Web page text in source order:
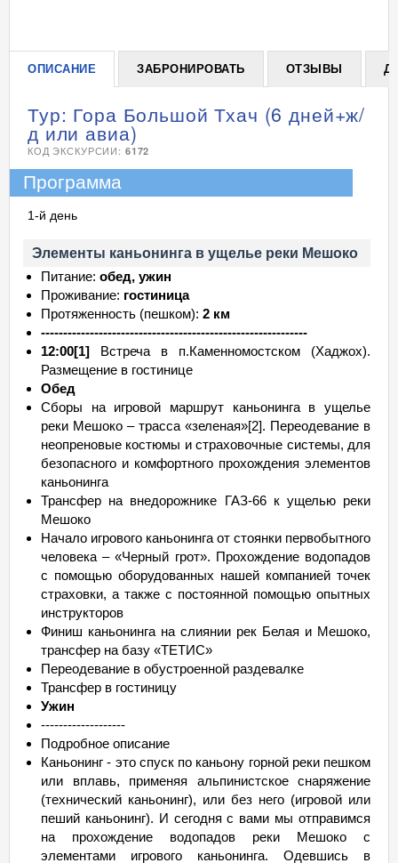
ОПИСАНИЕ ЗАБРОНИРОВАТЬ ОТЗЫВЫ
Тур: Гора Большой Тхач (6 дней+ж/
д или авиа)
КОД ЭКСКУРСИИ: 6172
Программа
1-й день
Элементы каньонинга в ущелье реки Мешоко
Питание: обед, ужин
Проживание: гостиница
Протяженность (пешком): 2 км
------------------------------------------------------------
12:00[1] Встреча в п.Каменномостском (Хаджох).
Размещение в гостинице
Обед
Сборы на игровой маршрут каньонинга в ущелье
реки Мешоко – трасса «зеленая»[2]. Переодевание в
неопреновые костюмы и страховочные системы, для
безопасного и комфортного прохождения элементов
каньонинга
Трансфер на внедорожнике ГАЗ-66 к ущелью реки
Мешоко
Начало игрового каньонинга от стоянки первобытного
человека – «Черный грот». Прохождение водопадов
с помощью оборудованных нашей компанией точек
страховки, а также с постоянной помощью опытных
инструкторов
Финиш каньонинга на слиянии рек Белая и Мешоко,
трансфер на базу «ТЕТИС»
Переодевание в обустроенной раздевалке
Трансфер в гостиницу
Ужин
-------------------
Подробное описание
Каньонинг - это спуск по каньону горной реки пешком
или вплавь, применяя альпинистское снаряжение
(технический каньонинг), или без него (игровой или
пеший каньонинг). И сегодня с вами мы отправимся
на прохождение водопадов реки Мешоко с
элементами игрового каньонинга. Одевшись в